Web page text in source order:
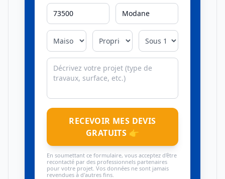
RECEVOIR MES DEVIS
GRATUITS 👉
En soumettant ce formulaire, vous acceptez d'être
recontacté par des professionnels partenaires
pour votre projet. Vos données ne sont jamais
revendues à d'autres fins.